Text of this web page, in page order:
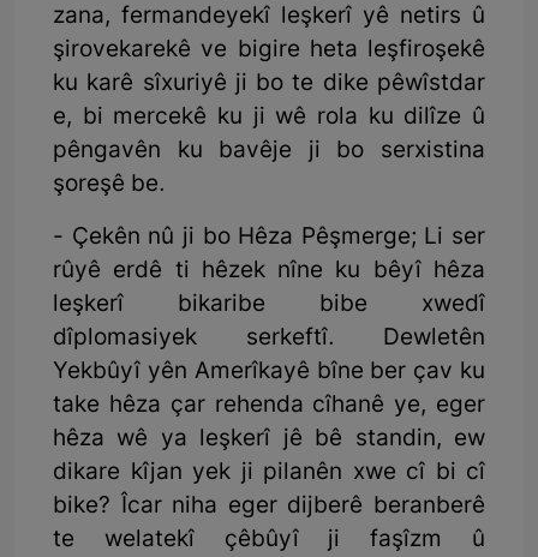
zana, fermandeyekî leşkerî yê netirs û
şirovekarekê ve bigire heta leşfiroşekê
ku karê sîxuriyê ji bo te dike pêwîstdar
e, bi mercekê ku ji wê rola ku dilîze û
pêngavên ku bavêje ji bo serxistina
şoreşê be.
- Çekên nû ji bo Hêza Pêşmerge; Li ser
rûyê erdê ti hêzek nîne ku bêyî hêza
leşkerî bikaribe bibe xwedî
dîplomasiyek serkeftî. Dewletên
Yekbûyî yên Amerîkayê bîne ber çav ku
take hêza çar rehenda cîhanê ye, eger
hêza wê ya leşkerî jê bê standin, ew
dikare kîjan yek ji pilanên xwe cî bi cî
bike? Îcar niha eger dijberê beranberê
te welatekî çêbûyî ji faşîzm û